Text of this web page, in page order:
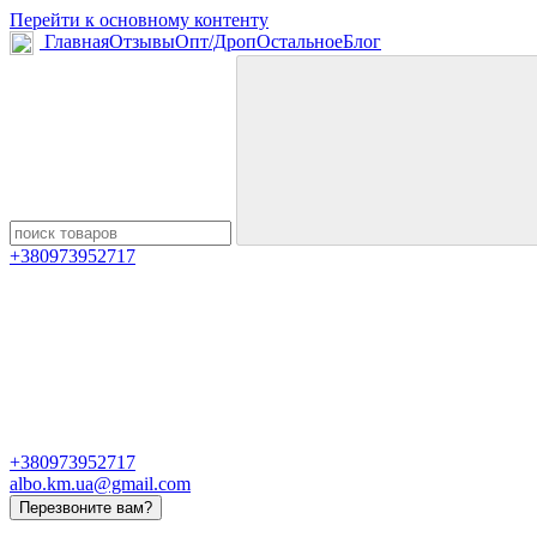
Перейти к основному контенту
ГлавнаяОтзывыОпт/ДропОстальноеБлог
+380973952717
+380973952717
albo.km.ua@gmail.com
Перезвоните вам?